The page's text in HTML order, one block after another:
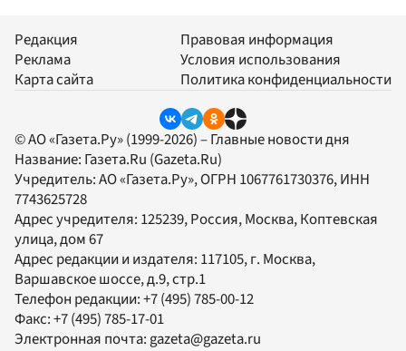
Редакция
Реклама
Карта сайта
Правовая информация
Условия использования
Политика конфиденциальности
© АО «Газета.Ру» (1999-2026) – Главные новости дня
Название: Газета.Ru (Gazeta.Ru)
Учредитель:АО «Газета.Ру», ОГРН 1067761730376, ИНН
7743625728
Адрес учредителя: 125239, Россия, Москва, Коптевская
улица, дом 67
Адрес редакции и издателя: 117105, г. Москва,
Варшавское шоссе, д.9, стр.1
Телефон редакции:+7 (495) 785-00-12
Факс:+7 (495) 785-17-01
Электронная почта: gazeta@gazeta.ru